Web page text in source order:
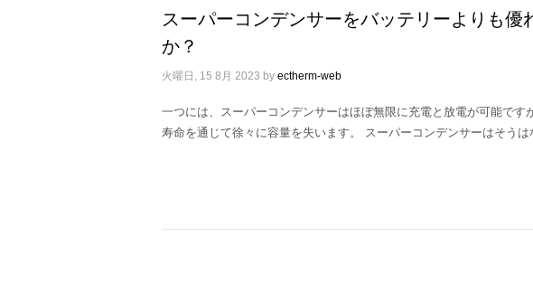
スーパーコンデンサーをバッテリーよりも
か？
火曜日, 15 8月 2023 byectherm-web
一つには、スーパーコンデンサーはほぼ無限に充電と放電が可能で
寿命を通じて徐々に容量を失います。 スーパーコンデンサーはそうは